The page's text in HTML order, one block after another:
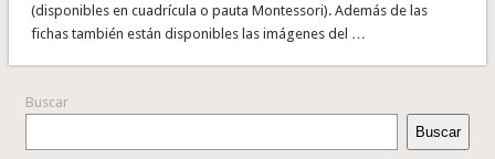
(disponibles en cuadrícula o pauta Montessori). Además de las
fichas también están disponibles las imágenes del …
Buscar
Buscar